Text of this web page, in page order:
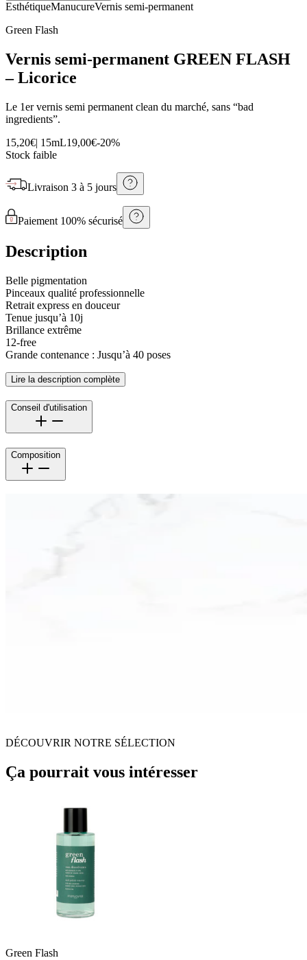
EsthétiqueManucureVernis semi-permanent
Green Flash
Vernis semi-permanent GREEN FLASH
– Licorice
Le 1er vernis semi permanent clean du marché, sans “bad
ingredients”.
15,20€| 15mL19,00€-20%
Stock faible
Livraison 3 à 5 jours
Paiement 100% sécurisé
Description
Belle pigmentation
Pinceaux qualité professionnelle
Retrait express en douceur
Tenue jusqu’à 10j
Brillance extrême
12-free
Grande contenance : Jusqu’à 40 poses
Lire la description complète
Conseil d'utilisation
Composition
DÉCOUVRIR NOTRE SÉLECTION
Ça pourrait vous intéresser
Green Flash